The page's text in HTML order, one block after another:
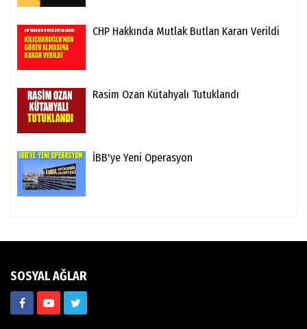
CHP Hakkında Mutlak Butlan Kararı Verildi
Rasim Ozan Kütahyalı Tutuklandı
İBB'ye Yeni Operasyon
SOSYAL AĞLAR